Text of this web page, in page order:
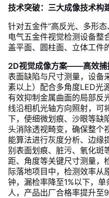
技术突破：三大成像技术构
针对五金件“高反光、多形
电气五金件视觉检测设备整
盖平面、圆柱面、立体工件
2D视觉成像方案——高效捕
表面缺陷与尺寸测量，设备
素以上）配合多角度LED光
有效抑制金属曲面的局部反
线沿相机光轴方向照射，可
下，使细微划痕、沙眼等缺
头消除透视畸变，确保整个
能算法进行灰度分析、边缘
别表面划痕、脏污、氧化斑
距、角度等关键尺寸测量，
际落地项目中，检测效率
钟，漏检率降至1%以下，
人，产品出厂合格率提升至